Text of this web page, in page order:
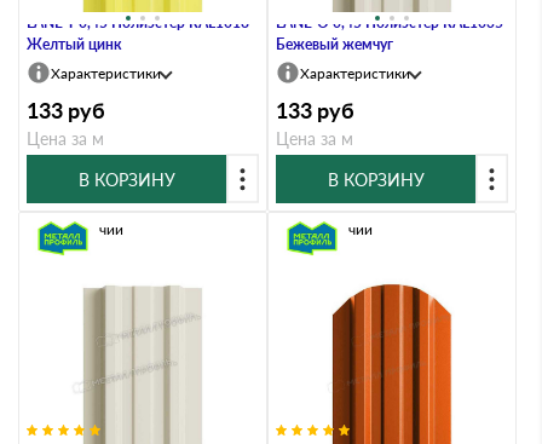
LАNE-T 0,45 Полиэстер RAL1018
Желтый цинк
Характеристики
133 руб
Цена за м
В КОРЗИНУ
LАNE-O 0,45 Полиэстер RAL1035
Бежевый жемчуг
Характеристики
133 руб
Цена за м
В КОРЗИНУ
В наличии В наличии